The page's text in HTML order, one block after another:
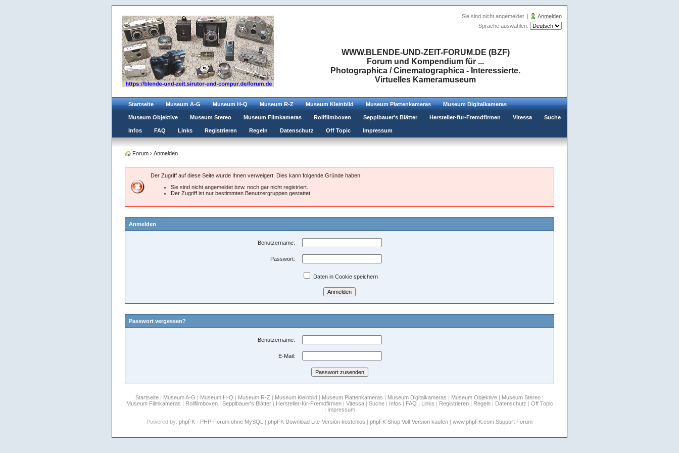
Sie sind nicht angemeldet. |
Anmelden
Sprache auswählen:
WWW.BLENDE-UND-ZEIT-FORUM.DE (BZF)
Forum und Kompendium für ...
Photographica / Cinematographica - Interessierte.
Virtuelles Kameramuseum
Startseite Museum A-G Museum H-Q Museum R-Z Museum Kleinbild Museum Plattenkameras Museum Digitalkameras
Museum Objektive Museum Stereo Museum Filmkameras Rollfilmboxen Sepplbauer's Blätter Hersteller-für-Fremdfirmen Vitessa Suche
Infos FAQ Links Registrieren Regeln Datenschutz Off Topic Impressum
Forum › Anmelden
Der Zugriff auf diese Seite wurde Ihnen verweigert. Dies kann folgende Gründe haben:
Sie sind nicht angemeldet bzw. noch gar nicht registriert.
Der Zugriff ist nur bestimmten Benutzergruppen gestattet.
Anmelden
Benutzername:
Passwort:
Daten in Cookie speichern
Passwort vergessen?
Benutzername:
E-Mail:
Startseite Museum A-G Museum H-Q Museum R-Z Museum Kleinbild Museum Plattenkameras Museum Digitalkameras Museum Objektive Museum Stereo
Museum Filmkameras
Rollfilmboxen| Sepplbauer's Blätter| Hersteller-für-Fremdfirmen| Vitessa| Suche| Infos FAQ Links Registrieren| Regeln| Datenschutz
Off Topic
Impressum
Powered by: phpFK - PHP-Forum ohne MySQL phpFK Download Lite-Version kostenlos phpFK Shop Voll-Version kaufen www.phpFK.com Support Forum